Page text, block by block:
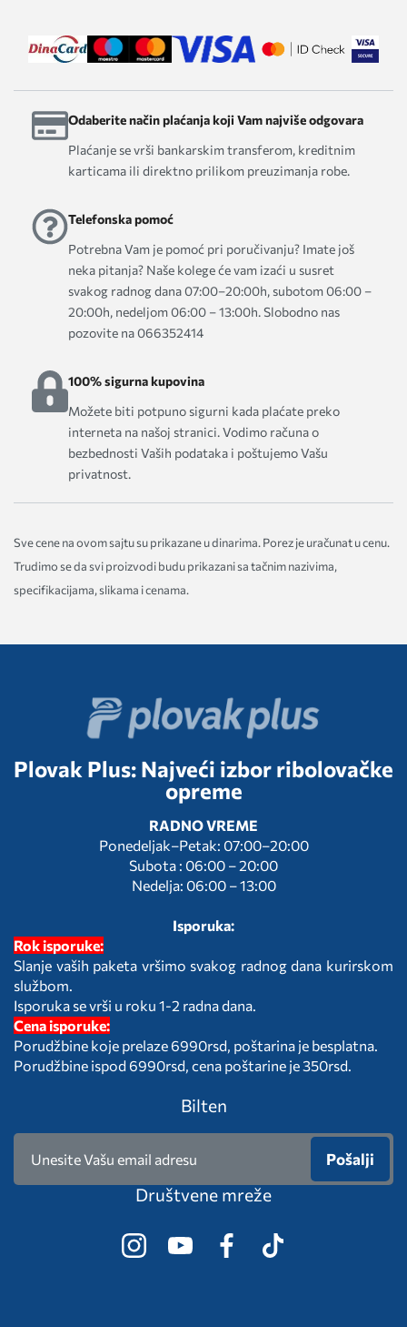
Odaberite način plaćanja koji Vam najviše odgovara
Plaćanje se vrši bankarskim transferom, kreditnim
karticama ili direktno prilikom preuzimanja robe.
Telefonska pomoć
Potrebna Vam je pomoć pri poručivanju? Imate još
neka pitanja? Naše kolege će vam izaći u susret
svakog radnog dana 07:00–20:00h, subotom 06:00 –
20:00h, nedeljom 06:00 – 13:00h. Slobodno nas
pozovite na 066352414
100% sigurna kupovina
Možete biti potpuno sigurni kada plaćate preko
interneta na našoj stranici. Vodimo računa o
bezbednosti Vaših podataka i poštujemo Vašu
privatnost.
Sve cene na ovom sajtu su prikazane u dinarima. Porez je uračunat u cenu.
Trudimo se da svi proizvodi budu prikazani sa tačnim nazivima,
specifikacijama, slikama i cenama.
Plovak Plus: Najveći izbor ribolovačke
opreme
RADNO VREME
Ponedeljak–Petak: 07:00–20:00
Subota : 06:00 – 20:00
Nedelja: 06:00 – 13:00
Isporuka:
Rok isporuke:
Slanje vaših paketa vršimo svakog radnog dana kurirskom
službom.
Isporuka se vrši u roku 1-2 radna dana.
Cena isporuke:
Porudžbine koje prelaze 6990rsd, poštarina je besplatna.
Porudžbine ispod 6990rsd, cena poštarine je 350rsd.
Bilten
Pošalji
Društvene mreže